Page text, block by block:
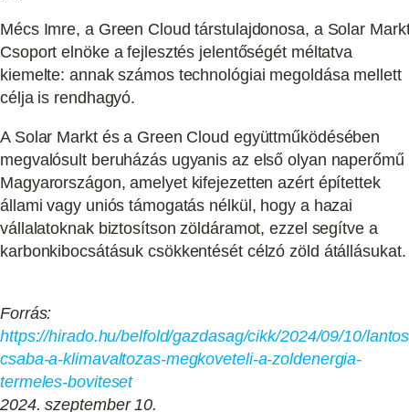
Mécs Imre, a Green Cloud társtulajdonosa, a Solar
Csoport elnöke a fejlesztés jelentőségét méltatva
kiemelte: annak számos technológiai megoldása mellett
célja is rendhagyó.
A Solar Markt és a Green Cloud együttműködésében
megvalósult beruházás ugyanis az első olyan naperőmű
Magyarországon, amelyet kifejezetten azért építettek
állami vagy uniós támogatás nélkül, hogy a hazai
vállalatoknak biztosítson zöldáramot, ezzel segítve a
karbonkibocsátásuk csökkentését célzó zöld átállásukat.
Forrás:
https://hirado.hu/belfold/gazdasag/cikk/2024/09/10/
csaba-a-klimavaltozas-megkoveteli-a-zoldenergia-
termeles-boviteset
2024. szeptember 10.